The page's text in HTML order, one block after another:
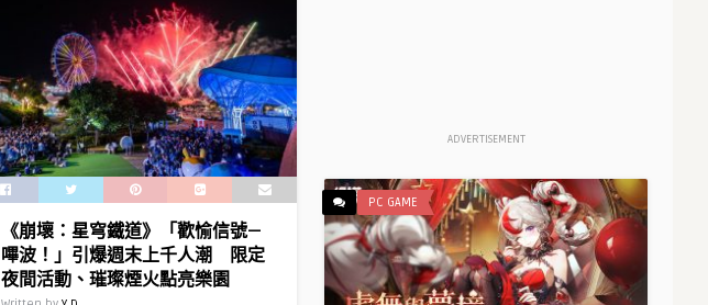
ADVERTISEMENT
《崩壞：星穹鐵道》「歡愉信號—
嗶波！」引爆週末上千人潮 限定
夜間活動、璀璨煙火點亮樂園
PC GAME